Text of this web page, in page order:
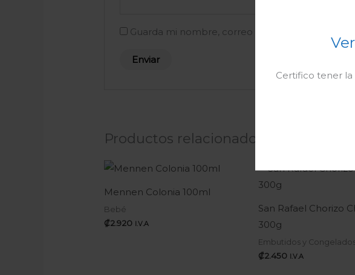
Certifico tener
Guarda mi nombre, correo electrónico y web
Productos relacionados
Mennen Colonia 100ml
Bebé
₡2.920 I.V.A
San Rafael Chorizo
300g
Embutidos y
₡2.450 I.V.A